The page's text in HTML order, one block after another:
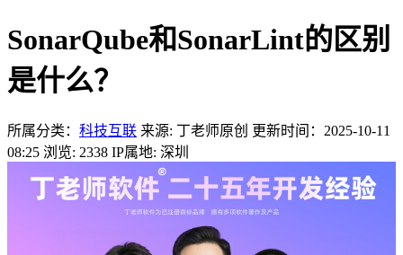
SonarQube和SonarLint的区别
是什么？
所属分类： 科技互联 来源: 丁老师原创 更新时间：2025-10-11
08:25 浏览: 2338 IP属地: 深圳